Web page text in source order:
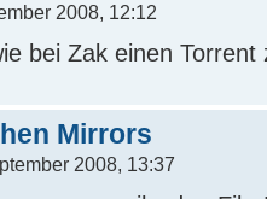
2008, 12:12
bei Zak einen Torrent
Mirrors
2008, 13:37